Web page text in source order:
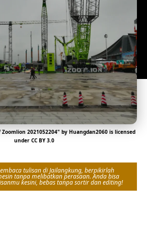
2021052204" by Huangdan2060 is licensed
under CC BY 3.0
tulisan di Jailangkung, berpikirlah
tanpa melibatkan perasaan. Anda bisa
kesini, bebas tanpa sortir dan editing!